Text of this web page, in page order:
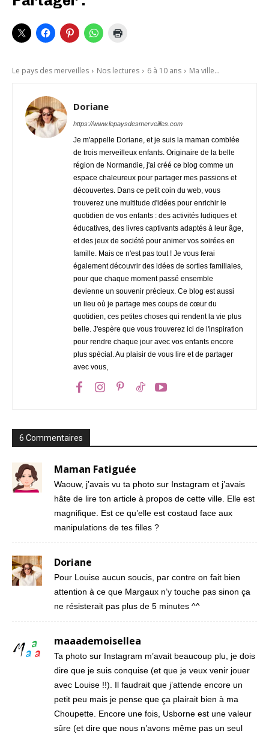
Le pays des merveilles Nos lectures 6 à 10 ans Ma ville...
Doriane
https://www.lepaysdesmerveilles.com
Je m'appelle Doriane, et je suis la maman comblée
de trois merveilleux enfants. Originaire de la belle
région de Normandie, j'ai créé ce blog comme un
espace chaleureux pour partager mes passions et
découvertes. Dans ce petit coin du web, vous
trouverez une multitude d'idées pour enrichir le
quotidien de vos enfants : des activités ludiques et
éducatives, des livres captivants adaptés à leur âge,
et des jeux de société pour animer vos soirées en
famille. Mais ce n'est pas tout ! Je vous ferai
également découvrir des idées de sorties familiales,
pour que chaque moment passé ensemble
devienne un souvenir précieux. Ce blog est aussi
un lieu où je partage mes coups de cœur du
quotidien, ces petites choses qui rendent la vie plus
belle. J'espère que vous trouverez ici de l'inspiration
pour rendre chaque jour avec vos enfants encore
plus spécial. Au plaisir de vous lire et de partager
avec vous,
6 Commentaires
Maman Fatiguée
Waouw, j’avais vu ta photo sur Instagram et j’avais
hâte de lire ton article à propos de cette ville. Elle est
magnifique. Est ce qu’elle est costaud face aux
manipulations de tes filles ?
Doriane
Pour Louise aucun soucis, par contre on fait bien
attention à ce que Margaux n’y touche pas sinon ça
ne résisterait pas plus de 5 minutes ^^
maaademoisellea
Ta photo sur Instagram m’avait beaucoup plu, je dois
dire que je suis conquise (et que je veux venir jouer
avec Louise !!). Il faudrait que j’attende encore un
petit peu mais je pense que ça plairait bien à ma
Choupette. Encore une fois, Usborne est une valeur
sûre (et dire que nous n’avons même pas un seul